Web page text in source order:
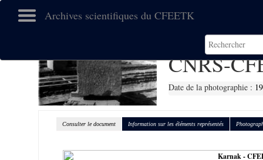
Archives scientifiques du CFEETK
CNRS-
Date de la photographie :
Consulter le document Information sur les éléments représentés